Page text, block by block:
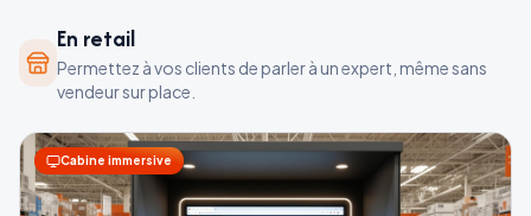
En retail
Permettez à vos clients de parler à un expert, même sans
vendeur sur place.
Cabine immersive